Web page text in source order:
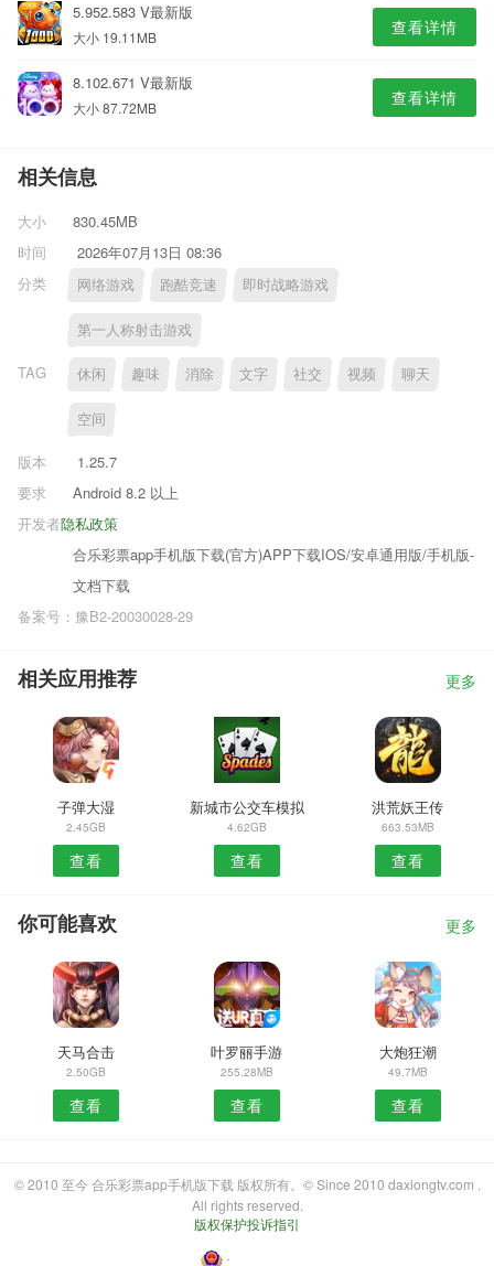
5.952.583 V最新版
大小 19.11MB 查看详情
8.102.671 V最新版
大小 87.72MB 查看详情
相关信息
大小
830.45MB
时间
2026年07月13日 08:36
分类
网络游戏 跑酷竞速 即时战略游戏
第一人称射击游戏
TAG 休闲 趣味 消除 文字 社交 视频 聊天
空间
版本
1.25.7
要求
Android 8.2 以上
隐私政策
开发者
合乐彩票app手机版下载(官方)APP下载IOS/安卓通用版/手机版-
文档下载
备案号：豫B2-20030028-29
相关应用推荐 更多
子弹大湿
2.45GB
查看
新城市公交车模拟
4.62GB
查看
洪荒妖王传
663.53MB
查看
你可能喜欢 更多
天马合击
2.50GB
查看
叶罗丽手游
255.28MB
查看
大炮狂潮
49.7MB
查看
© 2010 至今 合乐彩票app手机版下载 版权所有。© Since 2010 daxiongtv.com .
All rights reserved.
版权保护投诉指引
・